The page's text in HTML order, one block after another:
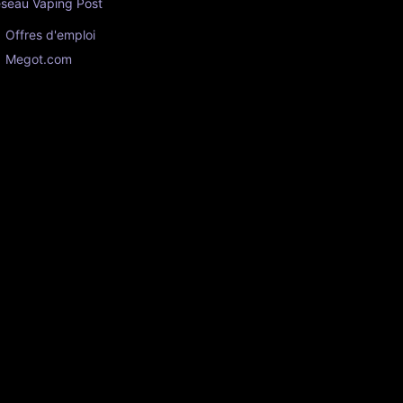
Vaping Post
Offres d'emploi
Megot.com